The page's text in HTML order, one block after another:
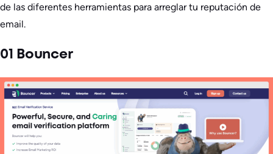
de las diferentes herramientas para arreglar tu reputación de
email.
01 Bouncer